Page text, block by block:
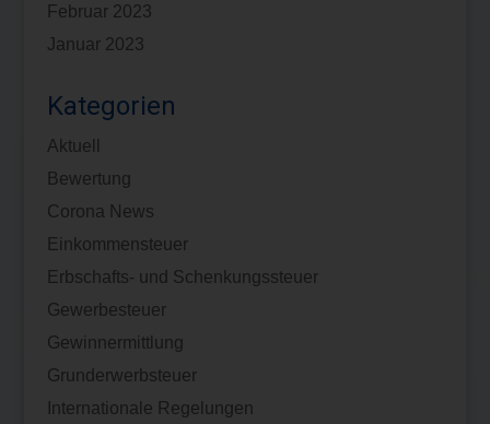
Februar 2023
Januar 2023
Kategorien
Aktuell
Bewertung
Corona News
Einkommensteuer
Erbschafts- und Schenkungssteuer
Gewerbesteuer
Gewinnermittlung
Grunderwerbsteuer
Internationale Regelungen